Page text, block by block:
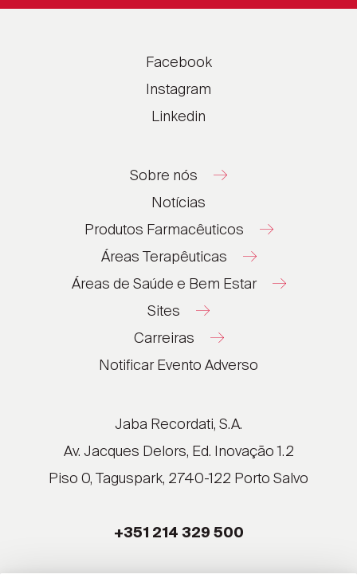
Facebook
Instagram
Linkedin
Sobre nós
Notícias
Produtos Farmacêuticos
Áreas Terapêuticas
Áreas de Saúde e Bem Estar
Sites
®
®
®
®
Carreiras
Notificar Evento Adverso
Jaba Recordati, S.A.
Av. Jacques Delors, Ed. Inovação 1.2
Piso 0, Taguspark, 2740-122 Porto Salvo
+351 214 329 500